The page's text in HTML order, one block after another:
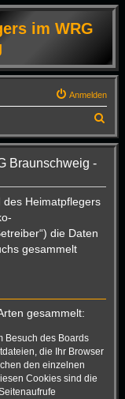
im WRG
Anmelden
u
Braunschweig -
des Heimatpflegers
die Daten
gesammelt
gesammelt:
Besuch des Boards
die Ihr Browser
den einzelnen
Cookies sind die